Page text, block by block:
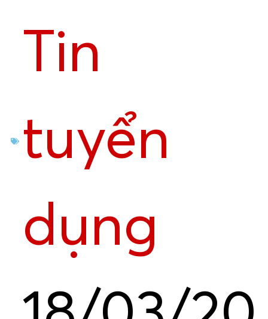
Tin
tuyển
dụng